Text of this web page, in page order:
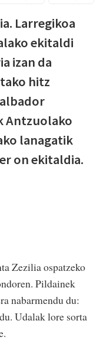
Larregikoa
ekitaldi
izan da
hitz
Antzuolako
lanagatik
on ekitaldia.
Zezilia ospatzeko
Pildainek
nabarmendu du:
Udalak lore sorta